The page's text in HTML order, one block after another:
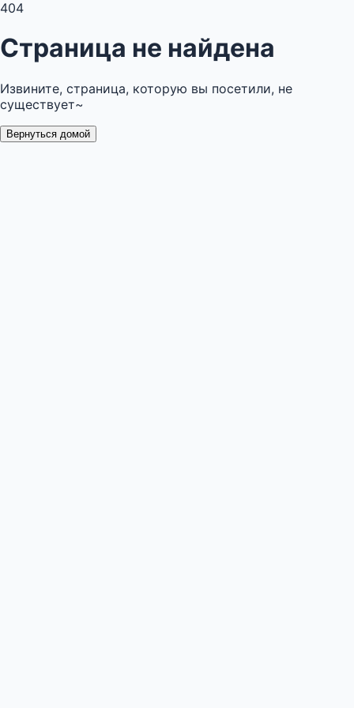
404
Страница не найдена
Извините, страница, которую вы посетили, не
существует~
Вернуться домой